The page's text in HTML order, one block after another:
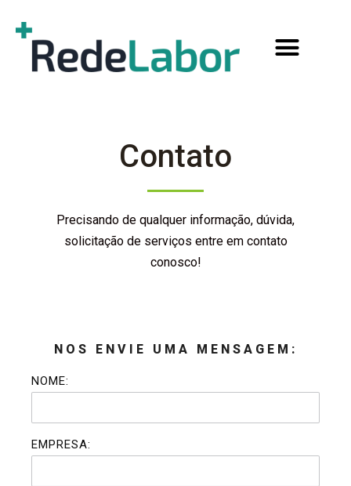
Contato
Precisando de qualquer informação, dúvida,
solicitação de serviços entre em contato
conosco!
NOS ENVIE UMA MENSAGEM:
NOME:
EMPRESA: